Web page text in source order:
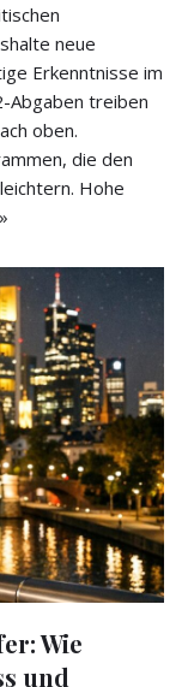
neue
Erkenntnisse im
Abgaben treiben
oben.
die den
Hohe
Wie
und